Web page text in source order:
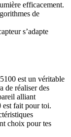
efficacement.
de
s’adapte
est un véritable
de réaliser des
alliant
est fait pour toi.
choix pour tes